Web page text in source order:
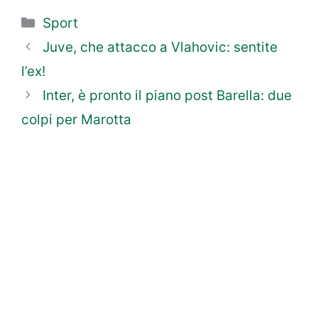
Categorie
Sport
Juve, che attacco a Vlahovic: sentite
l’ex!
Inter, è pronto il piano post Barella: due
colpi per Marotta